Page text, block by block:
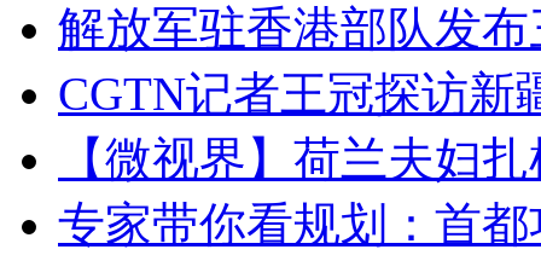
解放军驻香港部队发
CGTN记者王冠探访新
【微视界】荷兰夫妇
专家带你看规划：首